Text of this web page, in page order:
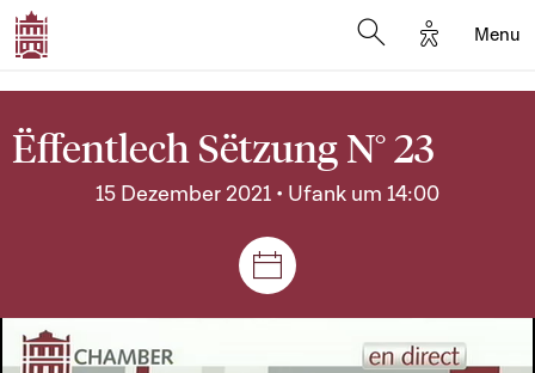
Options
Menu
Ëffentlech Sëtzung N° 23
15 Dezember 2021 • Ufank um 14:00
Sëtzungen a Reuniounen